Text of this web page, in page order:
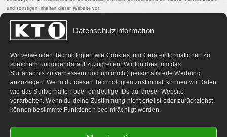
Datenschutzinformation
Wir verwenden Technologien wie Cookies, um Geräteinformationen zu
speichern und/oder darauf zuzugreifen. Wir tun dies, um das
Surferlebnis zu verbessern und um (nicht) personalisierte Werbung
anzuzeigen. Wenn du diesen Technologien zustimmst, können wir Daten
wie das Surfverhalten oder eindeutige IDs auf dieser Website
verarbeiten. Wenn du deine Zustimmung nicht erteilst oder zurückziehst,
können bestimmte Funktionen beeinträchtigt werden.
und sonstigen Inhalten dieser Website vor.
PARTNERLINKS: